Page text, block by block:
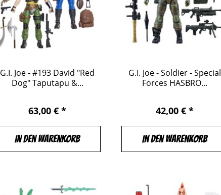
G.I. Joe - #193 David "Red
Dog" Taputapu &...
63,00 € *
In den Warenkorb
G.I. Joe - Soldier - Special
Forces HASBRO...
42,00 € *
In den Warenkorb